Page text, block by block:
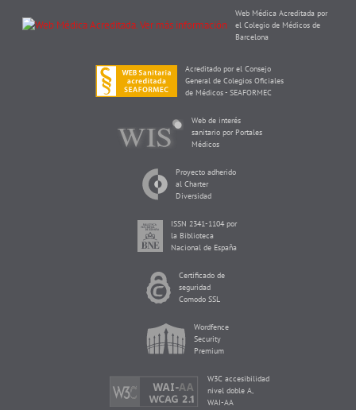
Web Médica Acreditada por
el Colegio de Médicos de
Barcelona
Acreditado por el Consejo
General de Colegios Oficiales
de Médicos - SEAFORMEC
Web de interés
sanitario por Portales
Médicos
Proyecto adherido
al Charter
Diversidad
ISSN 2341-1104 por
la Biblioteca
Nacional de España
Certificado de
seguridad
Comodo SSL
Wordfence
Security
Premium
W3C accesibilidad
nivel doble A,
WAI-AA